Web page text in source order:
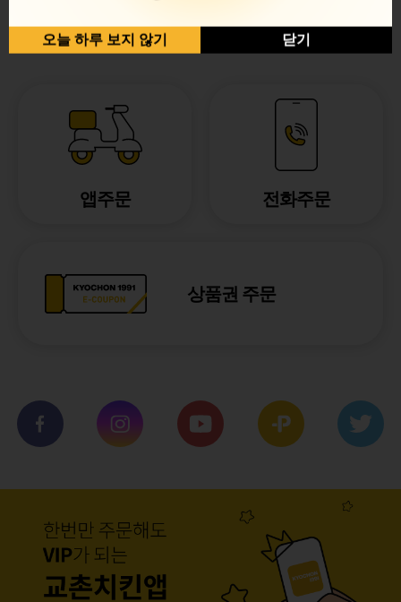
앱주문 전화주문
상품권 주문
오늘 하루 보지 않기 닫기